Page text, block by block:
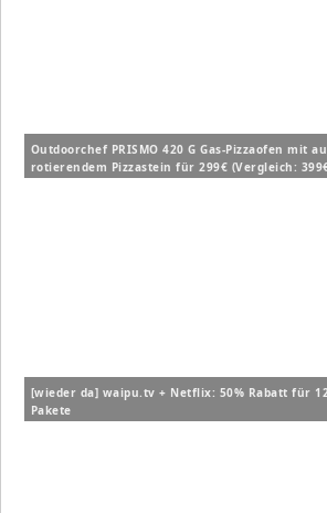
Outdoorchef PRISMO 420 G Gas-Pizzaofen mit
rotierendem Pizzastein für 299€ (Vergleich:
[wieder da] waipu.tv + Netflix: 50% Rabatt für
Pakete